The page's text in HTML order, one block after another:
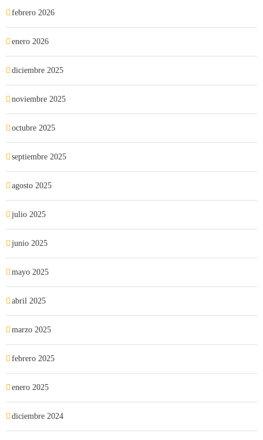
febrero 2026
enero 2026
diciembre 2025
noviembre 2025
octubre 2025
septiembre 2025
agosto 2025
julio 2025
junio 2025
mayo 2025
abril 2025
marzo 2025
febrero 2025
enero 2025
diciembre 2024